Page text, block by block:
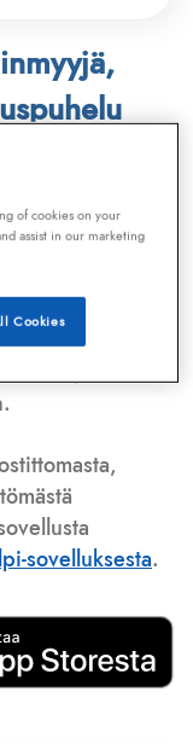
jos kyseessä on
tai
jatkuvasti,
sovelluksesta.
of cookies on your
assist in our marketing
Cookies